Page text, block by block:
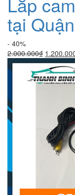
tại
- 40%
2.000.000₫ Giá
gốc
là: